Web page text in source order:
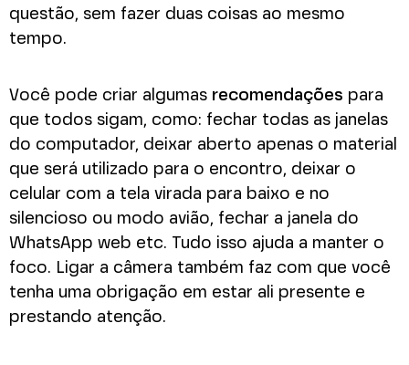
questão, sem fazer duas coisas ao mesmo
tempo.
Você pode criar algumas recomendações para
que todos sigam, como: fechar todas as janelas
do computador, deixar aberto apenas o material
que será utilizado para o encontro, deixar o
celular com a tela virada para baixo e no
silencioso ou modo avião, fechar a janela do
WhatsApp web etc. Tudo isso ajuda a manter o
foco. Ligar a câmera também faz com que você
tenha uma obrigação em estar ali presente e
prestando atenção.